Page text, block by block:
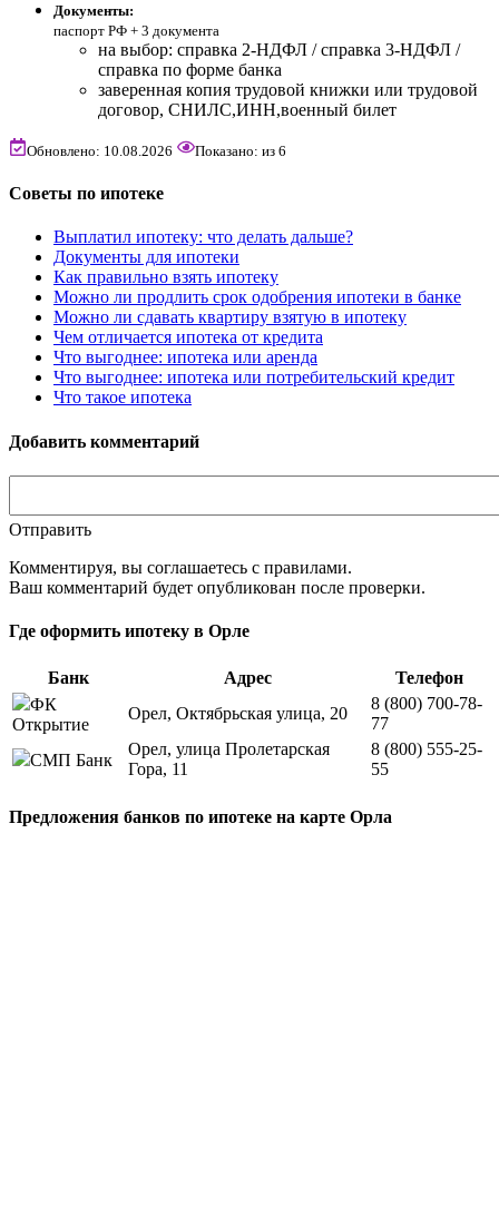
Документы:
паспорт РФ + 3 документа
на выбор: справка 2-НДФЛ / справка 3-НДФЛ /
справка по форме банка
заверенная копия трудовой книжки или трудовой
договор, СНИЛС,ИНН,военный билет
Обновлено: 10.08.2026 Показано: из 6
Советы по ипотеке
Выплатил ипотеку: что делать дальше?
Документы для ипотеки
Как правильно взять ипотеку
Можно ли продлить срок одобрения ипотеки в банке
Можно ли сдавать квартиру взятую в ипотеку
Чем отличается ипотека от кредита
Что выгоднее: ипотека или аренда
Что выгоднее: ипотека или потребительский кредит
Что такое ипотека
Добавить комментарий
Отправить
Комментируя, вы соглашаетесь c правилами.
Ваш комментарий будет опубликован после проверки.
Где оформить ипотеку в Орле
Банк Адрес
Телефон
ФК
Открытие
Орел, Октябрьская улица, 20
8 (800) 700-78-
77
СМП Банк
Орел, улица Пролетарская
Гора, 11
8 (800) 555-25-
55
Предложения банков по ипотеке на карте Орла